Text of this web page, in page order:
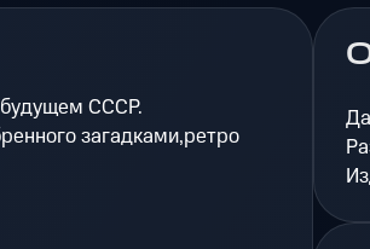
СССР.
загадками,ретро